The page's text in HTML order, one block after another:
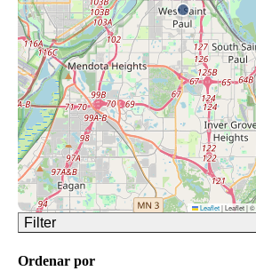
Leaflet|Leaflet | ©
Filter
Ordenar por